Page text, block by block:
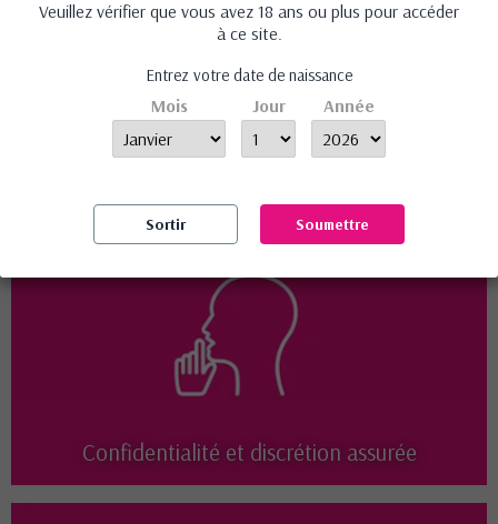
Michel
Play
Avis (0)
Confidentialité et discrétion assurée
Veuillez vérifier que vous avez 18 ans ou plus pour accéder
à ce site.
Entrez votre date de naissance
Mois Jour Année
Sortir Soumettre